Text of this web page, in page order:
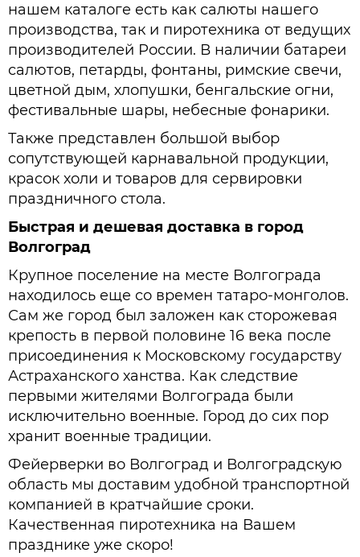
нашем каталоге есть как салюты нашего
производства, так и пиротехника от ведущих
производителей России. В наличии батареи
салютов, петарды, фонтаны, римские свечи,
цветной дым, хлопушки, бенгальские огни,
фестивальные шары, небесные фонарики.
Также представлен большой выбор
сопутствующей карнавальной продукции,
красок холи и товаров для сервировки
праздничного стола.
Быстрая и дешевая доставка в город
Волгоград
Крупное поселение на месте Волгограда
находилось еще со времен татаро-монголов.
Сам же город был заложен как сторожевая
крепость в первой половине 16 века после
присоединения к Московскому государству
Астраханского ханства. Как следствие
первыми жителями Волгограда были
исключительно военные. Город до сих пор
хранит военные традиции.
Фейерверки во Волгоград и Волгоградскую
область мы доставим удобной транспортной
компанией в кратчайшие сроки.
Качественная пиротехника на Вашем
празднике уже скоро!